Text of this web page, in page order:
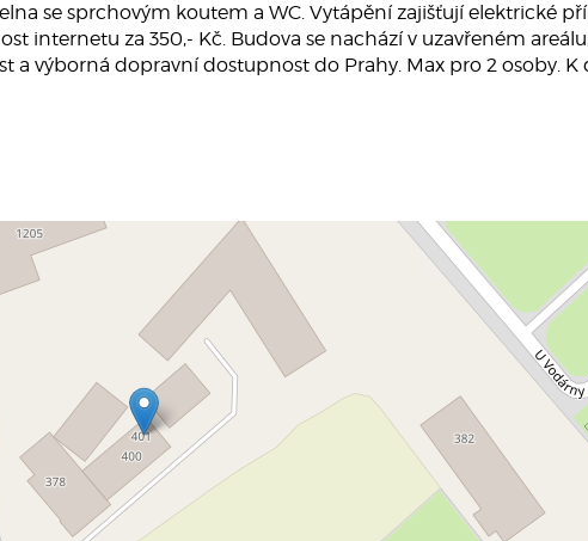
se sprchovým koutem a WC. Vytápění zajišťují elektrické
internetu za 350,- Kč. Budova se nachází v uzavřeném
výborná dopravní dostupnost do Prahy. Max pro 2 osoby. K